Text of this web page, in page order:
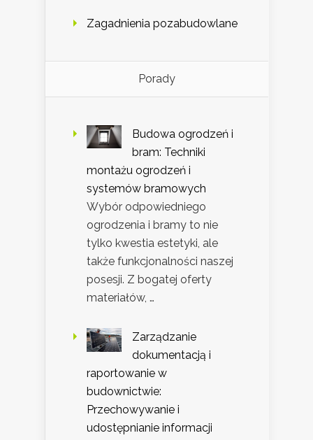
Zagadnienia pozabudowlane
Porady
Budowa ogrodzeń i
bram: Techniki
montażu ogrodzeń i
systemów bramowych
Wybór odpowiedniego
ogrodzenia i bramy to nie
tylko kwestia estetyki, ale
także funkcjonalności naszej
posesji. Z bogatej oferty
materiałów, …
Zarządzanie
dokumentacją i
raportowanie w
budownictwie:
Przechowywanie i
udostępnianie informacji